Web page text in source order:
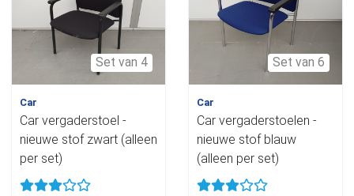
Set van 4
Car
Car vergaderstoel -
nieuwe stof zwart (alleen
per set)
Set van 6
Car
Car vergaderstoelen -
nieuwe stof blauw
(alleen per set)